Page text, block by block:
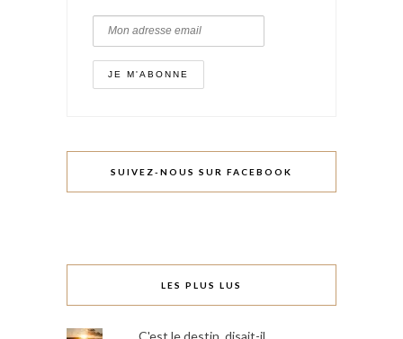
SUIVEZ-NOUS SUR FACEBOOK
LES PLUS LUS
C'est le destin, disait-il